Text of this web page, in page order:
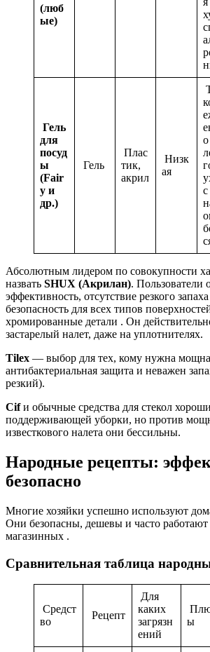
(люб
ые)
Гель
для
посуд
ы
(Fair
y и
др.)
Гель
Плас
тик,
акрил
Низк
ая
о
с
Абсолютным лидером по совокупности
назвать SHUX (Акрилан). Пользователи
эффективность, отсутствие резкого
безопасность для всех типов
хромированные детали . Он
застарелый налет, даже на уплотнителях.
Tilex — выбор для тех, кому нужна
антибактериальная защита и неважен
резкий).
Cifи обычные средства для стекол
поддерживающей уборки, но против
известкового налета они бессильны.
Народные рецепты:
безопасно
Многие хозяйки успешно используют
Они безопасны, дешевы и часто
магазинных .
Сравнительная таблица
Средст
во
Рецепт
Для
каких
загрязн
ений
ы